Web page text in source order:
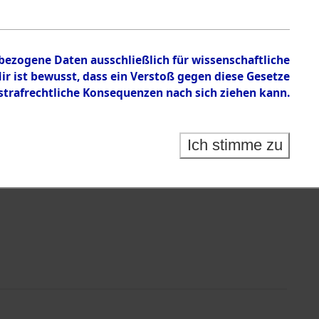
Daten ausschließlich für wissenschaftliche
bewusst, dass ein Verstoß gegen diese Gesetze
Konsequenzen nach sich ziehen kann.
Ich stimme zu